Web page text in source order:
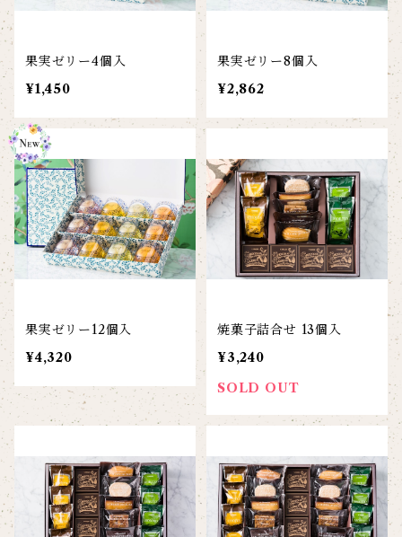
果実ゼリー4個入
¥1,450
果実ゼリー8個入
¥2,862
果実ゼリー12個入
¥4,320
焼菓子詰合せ 13個入
¥3,240
SOLD OUT